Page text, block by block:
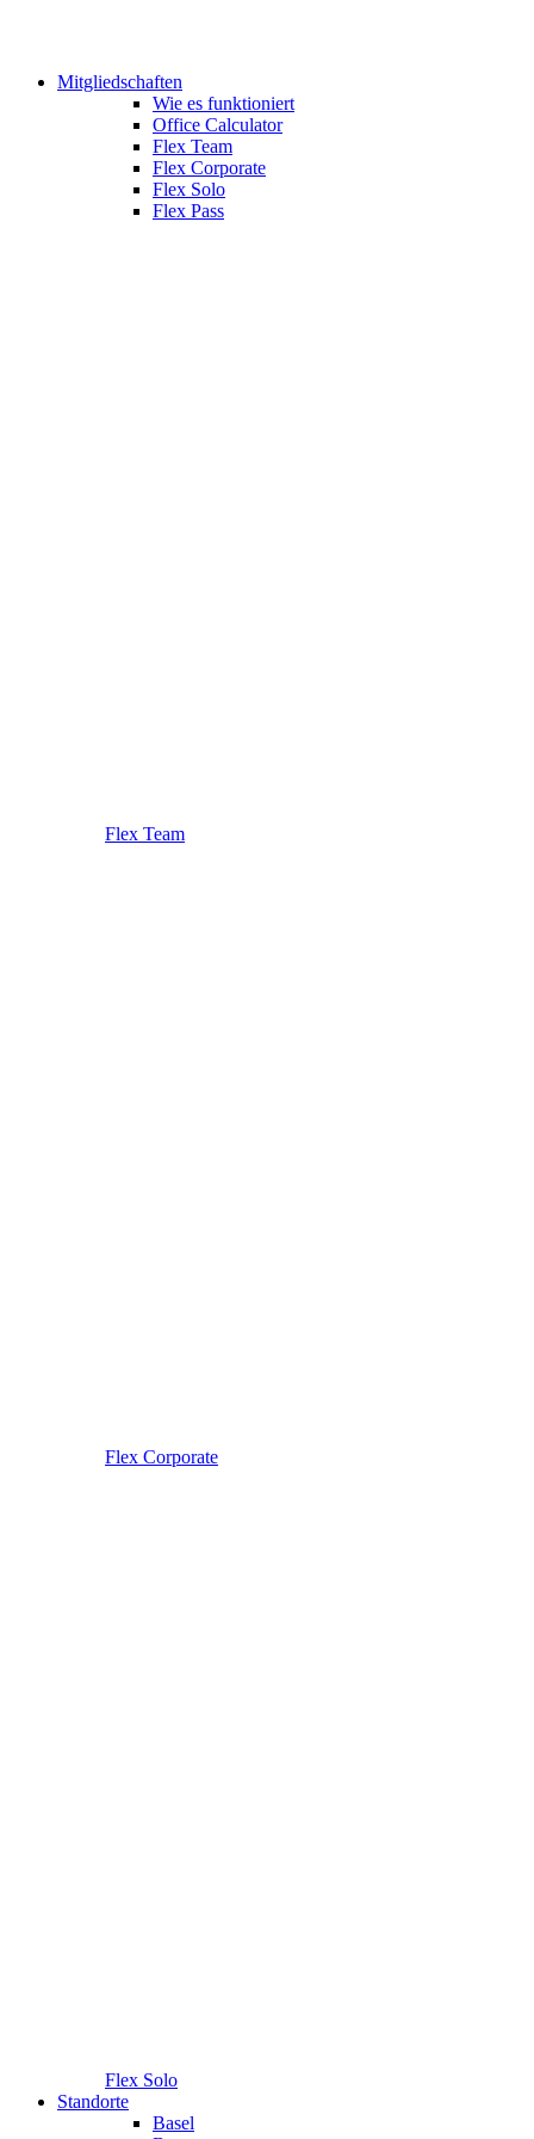
Mitgliedschaften
Wie es funktioniert
Office Calculator
Flex Team
Flex Corporate
Flex Solo
Flex Pass
Flex Team
Flex Corporate
Flex Solo
Standorte
Basel